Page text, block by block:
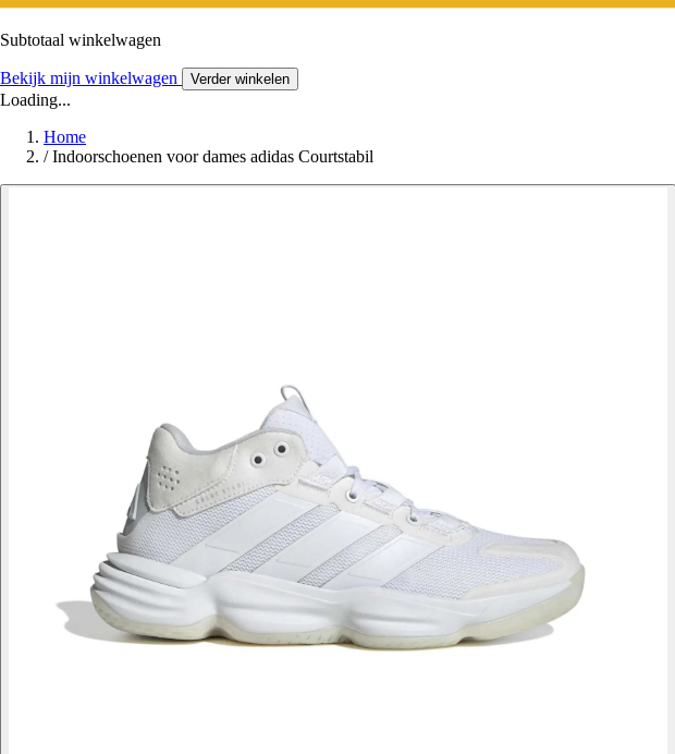
Subtotaal winkelwagen
Bekijk mijn winkelwagen Verder winkelen
Loading...
Home
/ Indoorschoenen voor dames adidas Courtstabil